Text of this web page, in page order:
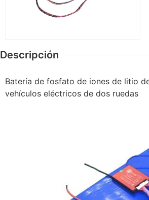
Descripción
Batería de fosfato de iones de litio
vehículos eléctricos de dos ruedas